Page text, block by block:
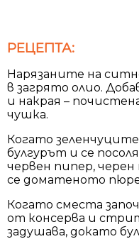
РЕЦЕПТА:
Нарязаните на
в загрято олио.
и накрая –
чушка.
Когато
булгурът и се
червен пипер,
се доматеното
Когато сместа
от консерва и
задушава, докато